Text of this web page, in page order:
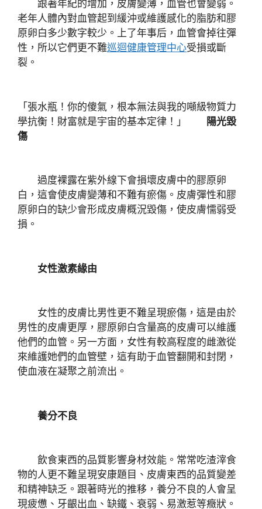
跟著年紀的增加，皮膚變薄，血管也會變弱。
老年人體內對血管起到緩沖或維護感化的脂肪和膠
原卵白多少數字較少。上了年事后，血管會掉往彈
性，所以它們更不難巡迴健康管理中心受損或斷
裂。
「張水瓶！你的傻氣，根本無法與我的噸級物質力
學抗衡！財富就是宇宙的基本定律！」
陽光毀
傷
過度裸露在紫外線下會損壞皮膚中的膠原卵
白，這會使皮膚變薄和不難有瘀傷。皮膚彈性和膠
原卵白的缺少會形成皮膚概況毀傷，使皮膚懦弱受
損。
女性激素緣由
女性的皮膚比男性更不難呈現瘀傷，這是由於
男性的皮膚更厚，膠原卵白含量高的皮膚可以維護
他們的血管。另一方面，女性有較高程度的雌激從
來維護她們的血管壁，這有助于血管翻開和封閉，
使血液在凝聚之前流出。
養分不良
飲食東西的品質影響身材效能。常常吃渣滓食
物的人更不難呈現安康題目、皮膚東西的品質變差
和精神缺乏。跟著時光的推移，養分不良的人會呈
現疲憊、牙齦出血、缺鐵、衰弱、易激惹等癥狀。